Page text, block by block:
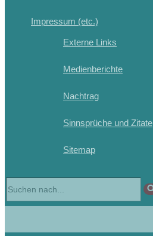
Impressum (etc.)
Externe Links
Medienberichte
Nachtrag
Sinnsprüche und Zitate
Sitemap